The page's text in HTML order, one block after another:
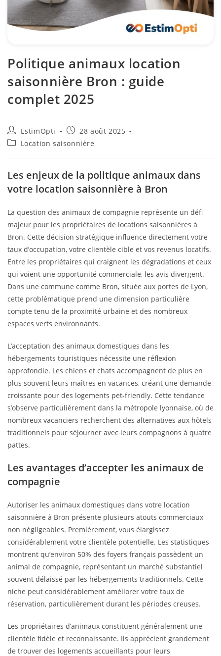
Politique animaux location
saisonnière Bron : guide
complet 2025
EstimOpti
28 août 2025
Location saisonnière
Les enjeux de la politique animaux dans
votre location saisonnière à Bron
La question des animaux de compagnie représente un défi
majeur pour les propriétaires de locations saisonnières à
Bron. Cette décision stratégique influence directement votre
taux d’occupation, votre clientèle cible et vos revenus locatifs.
Entre les propriétaires qui craignent les dégradations et ceux
qui voient une opportunité commerciale, les avis divergent.
Dans une commune comme Bron, située aux portes de Lyon,
cette problématique prend une dimension particulière
compte tenu de la proximité urbaine et des nombreux
espaces verts environnants.
L’acceptation des animaux domestiques dans les
hébergements touristiques nécessite une réflexion
approfondie. Les chiens et chats accompagnent de plus en
plus souvent leurs maîtres en vacances, créant une demande
croissante pour des logements pet-friendly. Cette tendance
s’observe particulièrement dans la métropole lyonnaise, où de
nombreux vacanciers recherchent des alternatives aux hôtels
traditionnels pour séjourner avec leurs compagnons à quatre
pattes.
Les avantages d’accepter les animaux de
compagnie
Autoriser les animaux domestiques dans votre location
saisonnière à Bron présente plusieurs atouts commerciaux
non négligeables. Premièrement, vous élargissez
considérablement votre clientèle potentielle. Les statistiques
montrent qu’environ 50% des foyers français possèdent un
animal de compagnie, représentant un marché substantiel
souvent délaissé par les hébergements traditionnels. Cette
niche peut considérablement améliorer votre taux de
réservation, particulièrement durant les périodes creuses.
Les propriétaires d’animaux constituent généralement une
clientèle fidèle et reconnaissante. Ils apprécient grandement
de trouver des logements accueillants pour leurs